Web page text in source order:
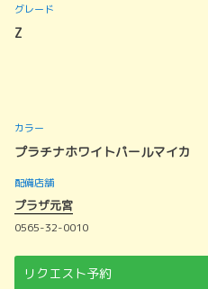
グレード
Z
カラー
プラチナホワイトパールマイカ
配備店舗
プラザ元宮
0565-32-0010
リクエスト予約